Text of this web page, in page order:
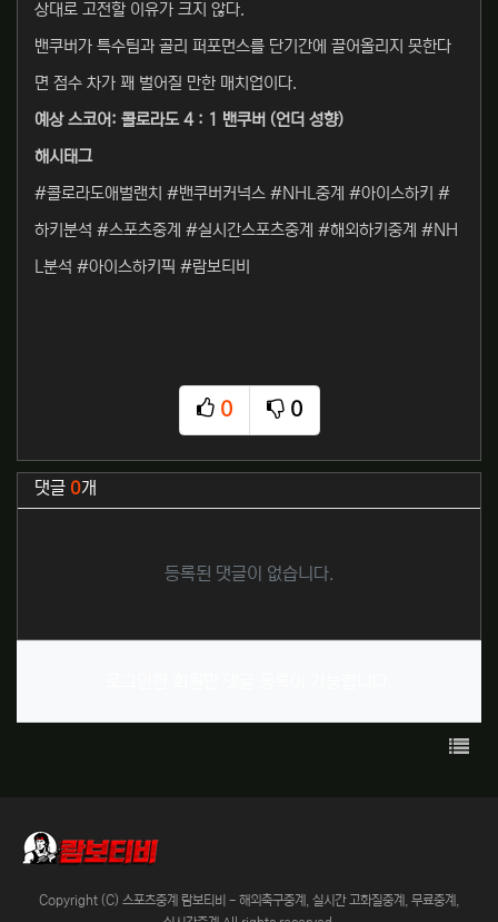
상대로 고전할 이유가 크지 않다.
밴쿠버가 특수팀과 골리 퍼포먼스를 단기간에 끌어올리지 못한다
면 점수 차가 꽤 벌어질 만한 매치업이다.
예상 스코어: 콜로라도 4 : 1 밴쿠버 (언더 성향)
해시태그
#콜로라도애벌랜치 #밴쿠버커넉스 #NHL중계 #아이스하키 #
하키분석 #스포츠중계 #실시간스포츠중계 #해외하키중계 #NH
L분석 #아이스하키픽 #람보티비
0
추천
0
비추천
관련자료
댓글 0개
등록된 댓글이 없습니다.
목록
Copyright (C) 스포츠중계 람보티비 - 해외축구중계, 실시간 고화질중계, 무료중계,